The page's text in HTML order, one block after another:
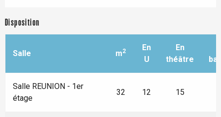
Disposition
Salle m2
En
U
En
théâtre
Salle REUNION - 1er
étage
32 12 15